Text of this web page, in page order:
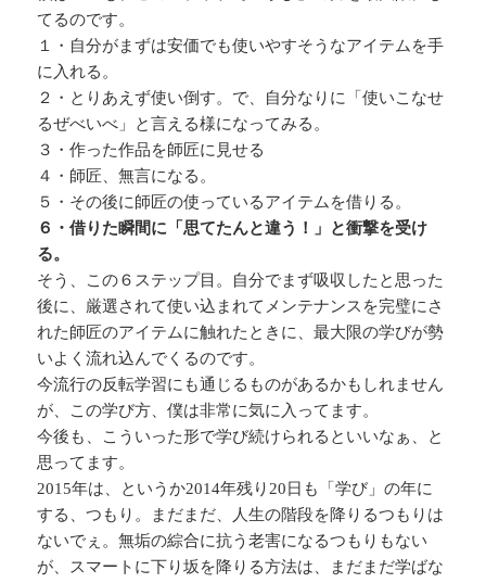
てるのです。
１・自分がまずは安価でも使いやすそうなアイテムを手
に入れる。
２・とりあえず使い倒す。で、自分なりに「使いこなせ
るぜべいべ」と言える様になってみる。
３・作った作品を師匠に見せる
４・師匠、無言になる。
５・その後に師匠の使っているアイテムを借りる。
６・借りた瞬間に「思てたんと違う！」と衝撃を受け
る。
そう、この６ステップ目。自分でまず吸収したと思った
後に、厳選されて使い込まれてメンテナンスを完璧にさ
れた師匠のアイテムに触れたときに、最大限の学びが勢
いよく流れ込んでくるのです。
今流行の反転学習にも通じるものがあるかもしれません
が、この学び方、僕は非常に気に入ってます。
今後も、こういった形で学び続けられるといいなぁ、と
思ってます。
2015年は、というか2014年残り20日も「学び」の年に
する、つもり。まだまだ、人生の階段を降りるつもりは
ないでぇ。無垢の綜合に抗う老害になるつもりもない
が、スマートに下り坂を降りる方法は、まだまだ学ばな